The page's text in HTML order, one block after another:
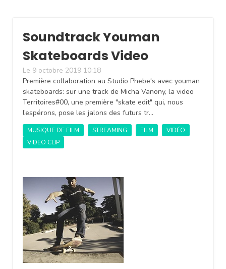
Soundtrack Youman
Skateboards Video
Le 9 octobre 2019 10:18
Première collaboration au Studio Phebe's avec youman
skateboards: sur une track de Micha Vanony, la video
Territoires#00, une première "skate edit" qui, nous
l’espérons, pose les jalons des futurs tr…
MUSIQUE DE FILM STREAMING FILM
VIDÉO
VIDEO CLIP